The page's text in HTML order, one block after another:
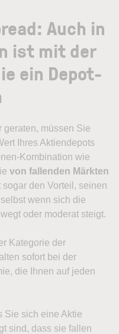
Auch in
ist mit der
ein Depot-
geraten, müssen Sie
Ihres Aktiendepots
Kombination wie
von fallenden Märkten
den Vorteil, seinen
wenn sich die
oder moderat steigt.
Kategorie der
sofort bei der
die Ihnen auf jeden
Sie sich eine Aktie
sind, dass sie fallen